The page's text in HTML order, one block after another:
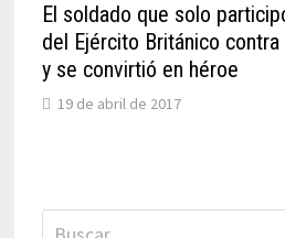
El soldado que solo
del Ejército Británico contra
y se convirtió en héroe
19 de abril de 2017
Buscar: